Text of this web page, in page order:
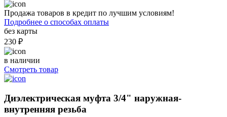
Продажа товаров в кредит по лучшим условиям!
Подробнее о способах оплаты
без карты
230 ₽
в наличии
Смотреть товар
Диэлектрическая муфта 3/4" наружная-
внутренняя резьба